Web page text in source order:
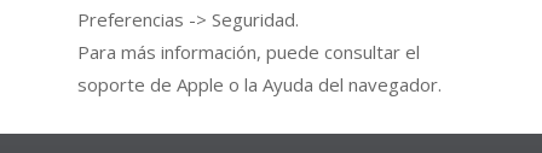
Preferencias -> Seguridad.
Para más información, puede consultar el
soporte de Apple o la Ayuda del navegador.